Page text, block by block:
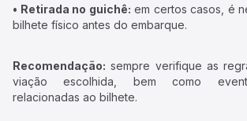
• Retirada no guichê: em certos casos, é
bilhete físico antes do embarque.
Recomendação: sempre verifique as
viação escolhida, bem como
relacionadas ao bilhete.